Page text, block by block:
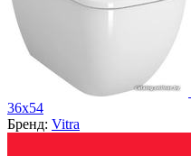
36х54
Бренд: Vitra